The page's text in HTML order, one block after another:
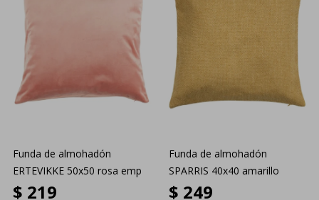
Funda de almohadón
ERTEVIKKE 50x50 rosa emp
$ 219
Funda de almohadón
SPARRIS 40x40 amarillo
$ 249